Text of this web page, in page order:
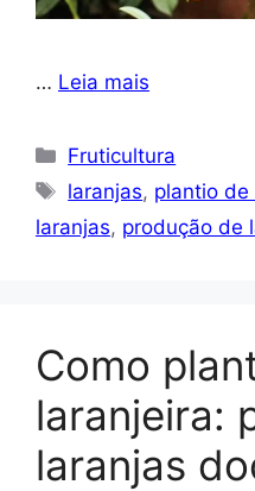
… Leia mais
Categorias
Fruticultura
Tags
laranjas, plantio de
laranjas, produção de
Como
laranjeira:
laranjas